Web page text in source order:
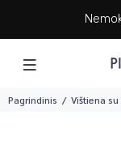
Pagrindinis Vištiena